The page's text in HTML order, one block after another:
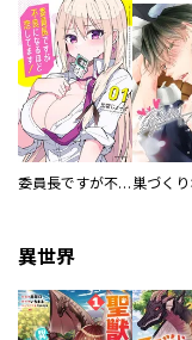
委員長ですが不良になるほど恋してます！
異世界